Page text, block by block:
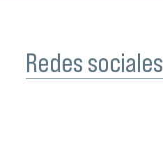
Redes sociales